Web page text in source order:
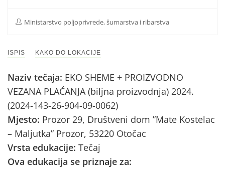
Ministarstvo poljoprivrede, šumarstva i ribarstva
ISPIS KAKO DO LOKACIJE
Naziv tečaja: EKO SHEME + PROIZVODNO
VEZANA PLAĆANJA (biljna proizvodnja) 2024.
(2024-143-26-904-09-0062)
Mjesto: Prozor 29, Društveni dom ”Mate Kostelac
– Maljutka” Prozor, 53220 Otočac
Vrsta edukacije: Tečaj
Ova edukacija se priznaje za: